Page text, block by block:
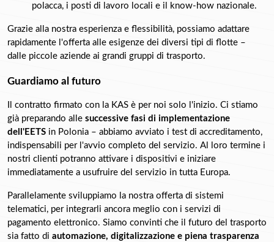
polacca, i posti di lavoro locali e il know-how nazionale.
Grazie alla nostra esperienza e flessibilità, possiamo adattare
rapidamente l'offerta alle esigenze dei diversi tipi di flotte –
dalle piccole aziende ai grandi gruppi di trasporto.
Guardiamo al futuro
Il contratto firmato con la KAS è per noi solo l'inizio. Ci stiamo
già preparando alle successive fasi di implementazione
dell'EETS in Polonia – abbiamo avviato i test di accreditamento,
indispensabili per l'avvio completo del servizio. Al loro termine i
nostri clienti potranno attivare i dispositivi e iniziare
immediatamente a usufruire del servizio in tutta Europa.
Parallelamente sviluppiamo la nostra offerta di sistemi
telematici, per integrarli ancora meglio con i servizi di
pagamento elettronico. Siamo convinti che il futuro del trasporto
sia fatto di automazione, digitalizzazione e piena trasparenza